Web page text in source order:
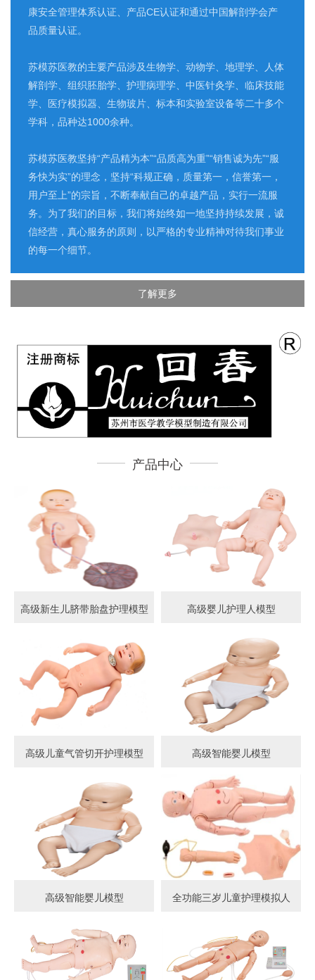
康安全管理体系认证、产品CE认证和通过中国解剖学会产
品质量认证。
苏模苏医教的主要产品涉及生物学、动物学、地理学、人体
解剖学、组织胚胎学、护理病理学、中医针灸学、临床技能
学、医疗模拟器、生物玻片、标本和实验室设备等二十多个
学科，品种达1000余种。
苏模苏医教坚持“产品精为本”“品质高为重”“销售诚为先”“服
务快为实”的理念，坚持“科规正确，质量第一，信誉第一，
用户至上”的宗旨，不断奉献自己的卓越产品，实行一流服
务。为了我们的目标，我们将始终如一地坚持持续发展，诚
信经营，真心服务的原则，以严格的专业精神对待我们事业
的每一个细节。
了解更多
产品中心
高级新生儿脐带胎盘护理模型 高级婴儿护理人模型
高级儿童气管切开护理模型 高级智能婴儿模型
高级智能婴儿模型 全功能三岁儿童护理模拟人